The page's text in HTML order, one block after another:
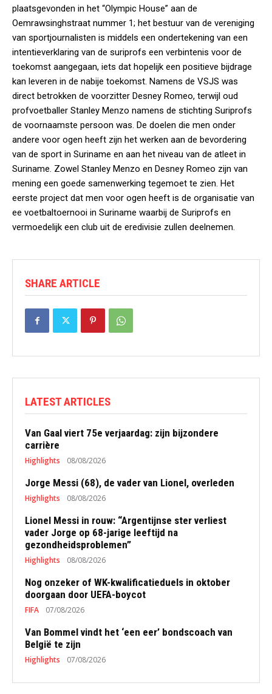
plaatsgevonden in het “Olympic House” aan de
Oemrawsinghstraat nummer 1; het bestuur van de vereniging
van sportjournalisten is middels een ondertekening van een
intentieverklaring van de suriprofs een verbintenis voor de
toekomst aangegaan, iets dat hopelijk een positieve bijdrage
kan leveren in de nabije toekomst. Namens de VSJS was
direct betrokken de voorzitter Desney Romeo, terwijl oud
profvoetballer Stanley Menzo namens de stichting Suriprofs
de voornaamste persoon was. De doelen die men onder
andere voor ogen heeft zijn het werken aan de bevordering
van de sport in Suriname en aan het niveau van de atleet in
Suriname. Zowel Stanley Menzo en Desney Romeo zijn van
mening een goede samenwerking tegemoet te zien. Het
eerste project dat men voor ogen heeft is de organisatie van
ee voetbaltoernooi in Suriname waarbij de Suriprofs en
vermoedelijk een club uit de eredivisie zullen deelnemen.
SHARE ARTICLE
LATEST ARTICLES
Van Gaal viert 75e verjaardag: zijn bijzondere
carrière
Highlights 08/08/2026
Jorge Messi (68), de vader van Lionel, overleden
Highlights 08/08/2026
Lionel Messi in rouw: “Argentijnse ster verliest
vader Jorge op 68-jarige leeftijd na
gezondheidsproblemen”
Highlights 08/08/2026
Nog onzeker of WK-kwalificatieduels in oktober
doorgaan door UEFA-boycot
FIFA 07/08/2026
Van Bommel vindt het ‘een eer’ bondscoach van
België te zijn
Highlights 07/08/2026